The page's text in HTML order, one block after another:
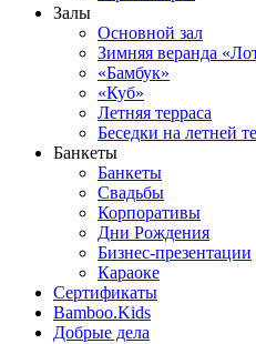
Залы
Основной зал
Зимняя веранда
«Бамбук»
«Куб»
Летняя терраса
Беседки на летней
Банкеты
Банкеты
Свадьбы
Корпоративы
Дни Рождения
Бизнес-презентации
Караоке
Сертификаты
Bamboo.Kids
Добрые дела